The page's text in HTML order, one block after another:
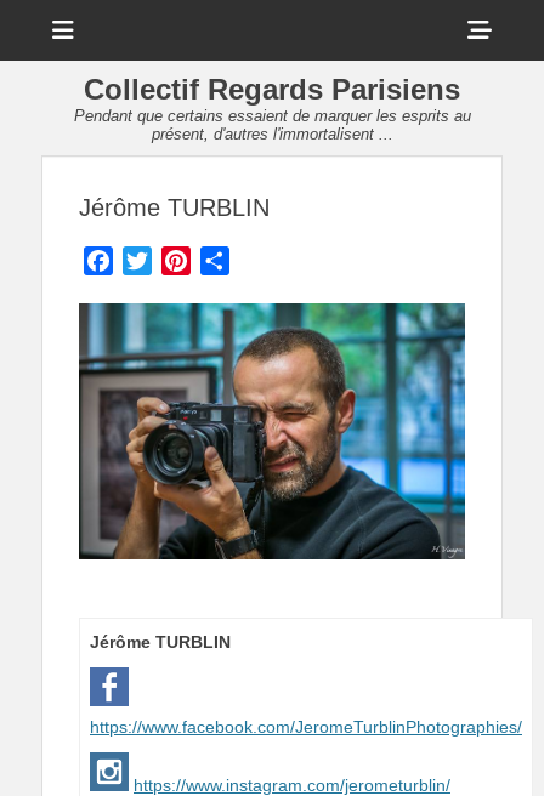
Collectif Regards Parisiens
Pendant que certains essaient de marquer les esprits au
présent, d'autres l'immortalisent ...
Jérôme TURBLIN
Facebook
TwitterPinterest
Jérôme TURBLIN
https://www.facebook.com/JeromeTurblinPhotographies/
https://www.instagram.com/jerometurblin/